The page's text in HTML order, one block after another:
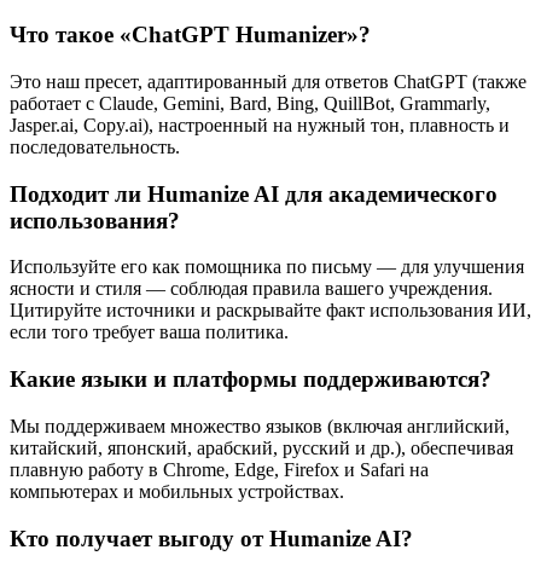
Что такое «ChatGPT Humanizer»?
Это наш пресет, адаптированный для ответов ChatGPT (также
работает с Claude, Gemini, Bard, Bing, QuillBot, Grammarly,
Jasper.ai, Copy.ai), настроенный на нужный тон, плавность и
последовательность.
Подходит ли Humanize AI для академического
использования?
Используйте его как помощника по письму — для улучшения
ясности и стиля — соблюдая правила вашего учреждения.
Цитируйте источники и раскрывайте факт использования ИИ,
если того требует ваша политика.
Какие языки и платформы поддерживаются?
Мы поддерживаем множество языков (включая английский,
китайский, японский, арабский, русский и др.), обеспечивая
плавную работу в Chrome, Edge, Firefox и Safari на
компьютерах и мобильных устройствах.
Кто получает выгоду от Humanize AI?